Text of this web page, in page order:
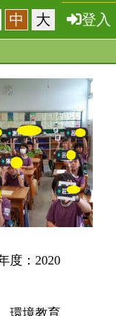
中 大 登入
度：2020
環境教育